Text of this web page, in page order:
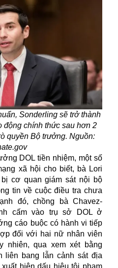
Sonderling sẽ trở thành
động chính thức sau hơn 2
quyền Bộ trưởng. Nguồn:
DOL tiền nhiệm, một số
xã hội cho biết, bà Lori
bị cơ quan giám sát nội bộ
tin về cuộc điều tra chưa
đó, chồng bà Chavez-
cấm vào trụ sở DOL ở
cáo buộc có hành vi tiếp
đối với hai nữ nhân viên
nhiên, qua xem xét bằng
liên bang lẫn cảnh sát địa
hiện dấu hiệu tội phạm